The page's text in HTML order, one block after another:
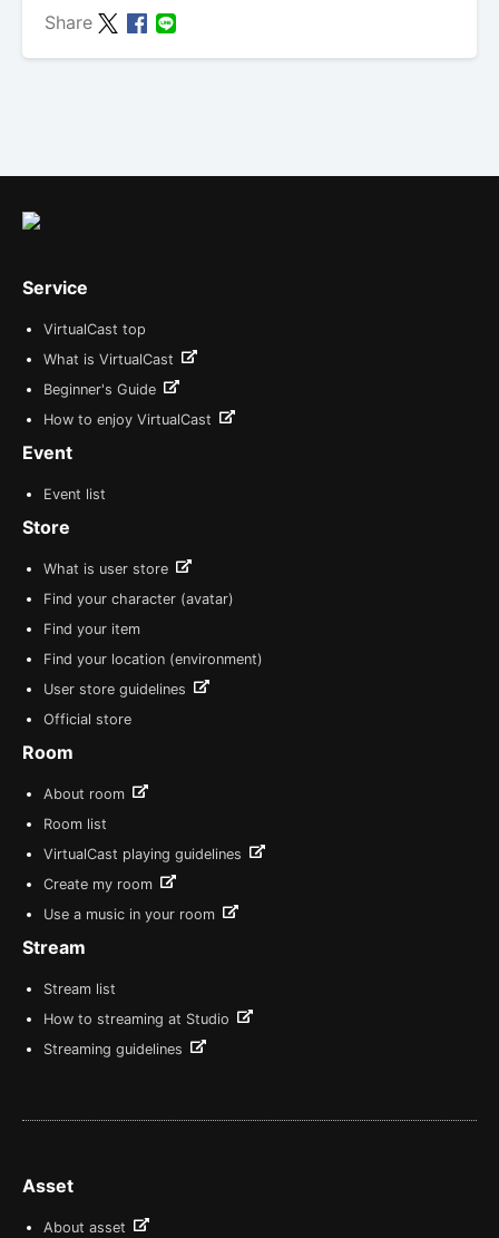
Share
Service
VirtualCast top
What is VirtualCast
Beginner's Guide
How to enjoy VirtualCast
Event
Event list
Store
What is user store
Find your character (avatar)
Find your item
Find your location (environment)
User store guidelines
Official store
Room
About room
Room list
VirtualCast playing guidelines
Create my room
Use a music in your room
Stream
Stream list
How to streaming at Studio
Streaming guidelines
Asset
About asset